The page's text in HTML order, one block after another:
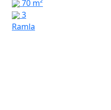
70 m²
3
Ramla